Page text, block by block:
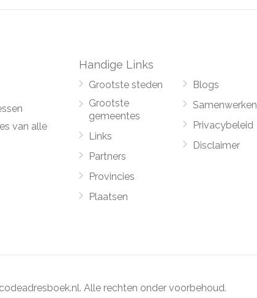
van alle
Handige Links
Grootste steden
Grootste
gemeentes
Links
Partners
Provincies
Plaatsen
Blogs
Samenwerken
Privacybeleid
Disclaimer
Alle rechten onder voorbehoud.